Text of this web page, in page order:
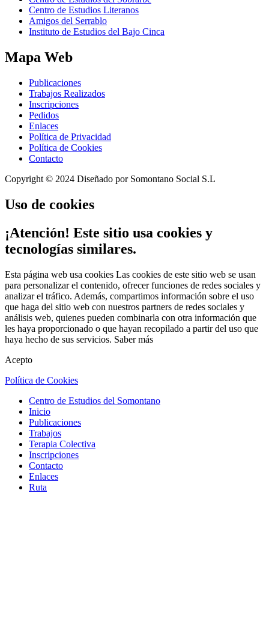
Centro de Estudios Literanos
Amigos del Serrablo
Instituto de Estudios del Bajo Cinca
Mapa Web
Publicaciones
Trabajos Realizados
Inscripciones
Pedidos
Enlaces
Política de Privacidad
Política de Cookies
Contacto
Copyright © 2024 Diseñado por Somontano Social S.L
Uso de cookies
¡Atención! Este sitio usa cookies y
tecnologías similares.
Esta página web usa cookies Las cookies de este sitio web se usan
para personalizar el contenido, ofrecer funciones de redes sociales y
analizar el tráfico. Además, compartimos información sobre el uso
que haga del sitio web con nuestros partners de redes sociales y
análisis web, quienes pueden combinarla con otra información que
les haya proporcionado o que hayan recopilado a partir del uso que
haya hecho de sus servicios. Saber más
Acepto
Política de Cookies
Centro de Estudios del Somontano
Inicio
Publicaciones
Trabajos
Terapia Colectiva
Inscripciones
Contacto
Enlaces
Ruta